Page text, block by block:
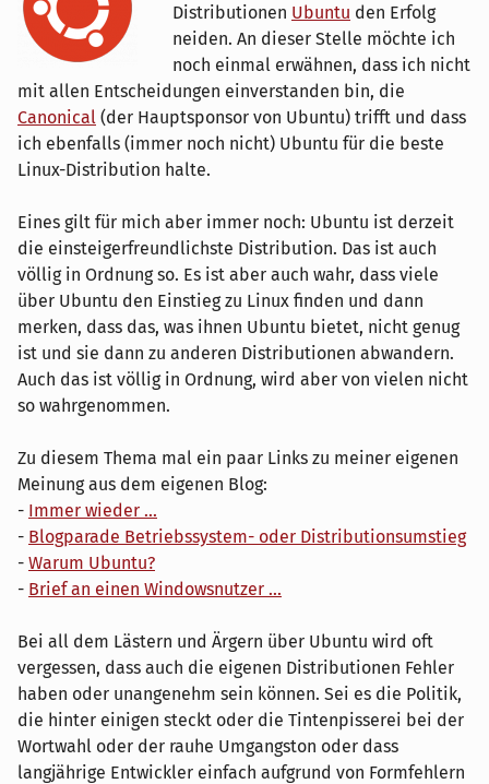
Distributionen Ubuntu den Erfolg
neiden. An dieser Stelle möchte ich
noch einmal erwähnen, dass ich nicht
mit allen Entscheidungen einverstanden bin, die
Canonical (der Hauptsponsor von Ubuntu) trifft und dass
ich ebenfalls (immer noch nicht) Ubuntu für die beste
Linux-Distribution halte.
Eines gilt für mich aber immer noch: Ubuntu ist derzeit
die einsteigerfreundlichste Distribution. Das ist auch
völlig in Ordnung so. Es ist aber auch wahr, dass viele
über Ubuntu den Einstieg zu Linux finden und dann
merken, dass das, was ihnen Ubuntu bietet, nicht genug
ist und sie dann zu anderen Distributionen abwandern.
Auch das ist völlig in Ordnung, wird aber von vielen nicht
so wahrgenommen.
Zu diesem Thema mal ein paar Links zu meiner eigenen
Meinung aus dem eigenen Blog:
- Immer wieder ...
- Blogparade Betriebssystem- oder Distributionsumstieg
- Warum Ubuntu?
- Brief an einen Windowsnutzer ...
Bei all dem Lästern und Ärgern über Ubuntu wird oft
vergessen, dass auch die eigenen Distributionen Fehler
haben oder unangenehm sein können. Sei es die Politik,
die hinter einigen steckt oder die Tintenpisserei bei der
Wortwahl oder der rauhe Umgangston oder dass
langjährige Entwickler einfach aufgrund von Formfehlern